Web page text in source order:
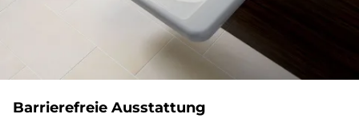
Barrierefreie Ausstattung